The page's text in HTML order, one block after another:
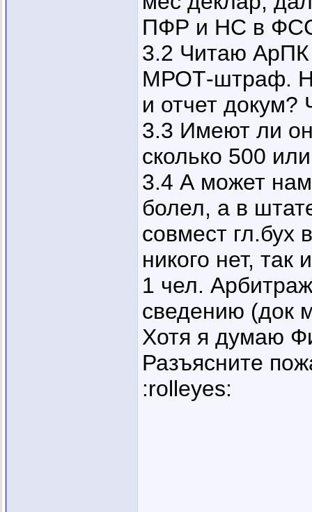
ПФР и НС в ФСС
3.2 Читаю
МРОТ-штраф.
и отчет докум?
3.3 Имеют ли
сколько 500
3.4 А может
болел, а в
совмест гл.бух
никого нет,
1 чел.
сведению (док
Хотя я думаю
Разъясните
:rolleyes: